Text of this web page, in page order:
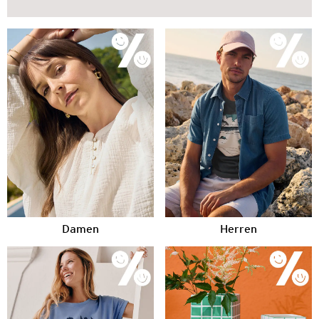
Damen Herren